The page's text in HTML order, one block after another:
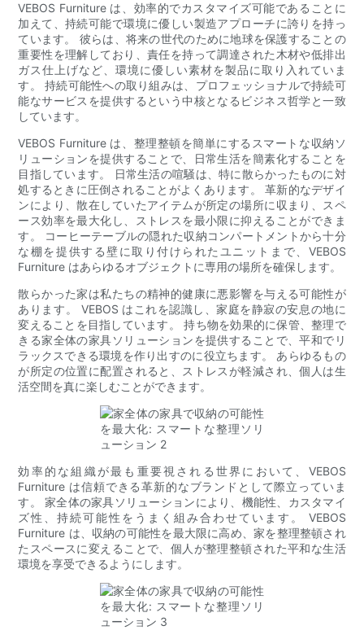
VEBOS Furniture は、効率的でカスタマイズ可能であることに
加えて、持続可能で環境に優しい製造アプローチに誇りを持っ
ています。 彼らは、将来の世代のために地球を保護することの
重要性を理解しており、責任を持って調達された木材や低排出
ガス仕上げなど、環境に優しい素材を製品に取り入れていま
す。 持続可能性への取り組みは、プロフェッショナルで持続可
能なサービスを提供するという中核となるビジネス哲学と一致
しています。
VEBOS Furniture は、整理整頓を簡単にするスマートな収納ソ
リューションを提供することで、日常生活を簡素化することを
目指しています。 日常生活の喧騒は、特に散らかったものに対
処するときに圧倒されることがよくあります。 革新的なデザイ
ンにより、散在していたアイテムが所定の場所に収まり、スペ
ース効率を最大化し、ストレスを最小限に抑えることができま
す。 コーヒーテーブルの隠れた収納コンパートメントから十分
な棚を提供する壁に取り付けられたユニットまで、VEBOS
Furniture はあらゆるオブジェクトに専用の場所を確保します。
散らかった家は私たちの精神的健康に悪影響を与える可能性が
あります。 VEBOS はこれを認識し、家庭を静寂の安息の地に
変えることを目指しています。 持ち物を効果的に保管、整理で
きる家全体の家具ソリューションを提供することで、平和でリ
ラックスできる環境を作り出すのに役立ちます。 あらゆるもの
が所定の位置に配置されると、ストレスが軽減され、個人は生
活空間を真に楽しむことができます。
効率的な組織が最も重要視される世界において、VEBOS
Furniture は信頼できる革新的なブランドとして際立っていま
す。 家全体の家具ソリューションにより、機能性、カスタマイ
ズ性、持続可能性をうまく組み合わせています。 VEBOS
Furniture は、収納の可能性を最大限に高め、家を整理整頓され
たスペースに変えることで、個人が整理整頓された平和な生活
環境を享受できるようにします。